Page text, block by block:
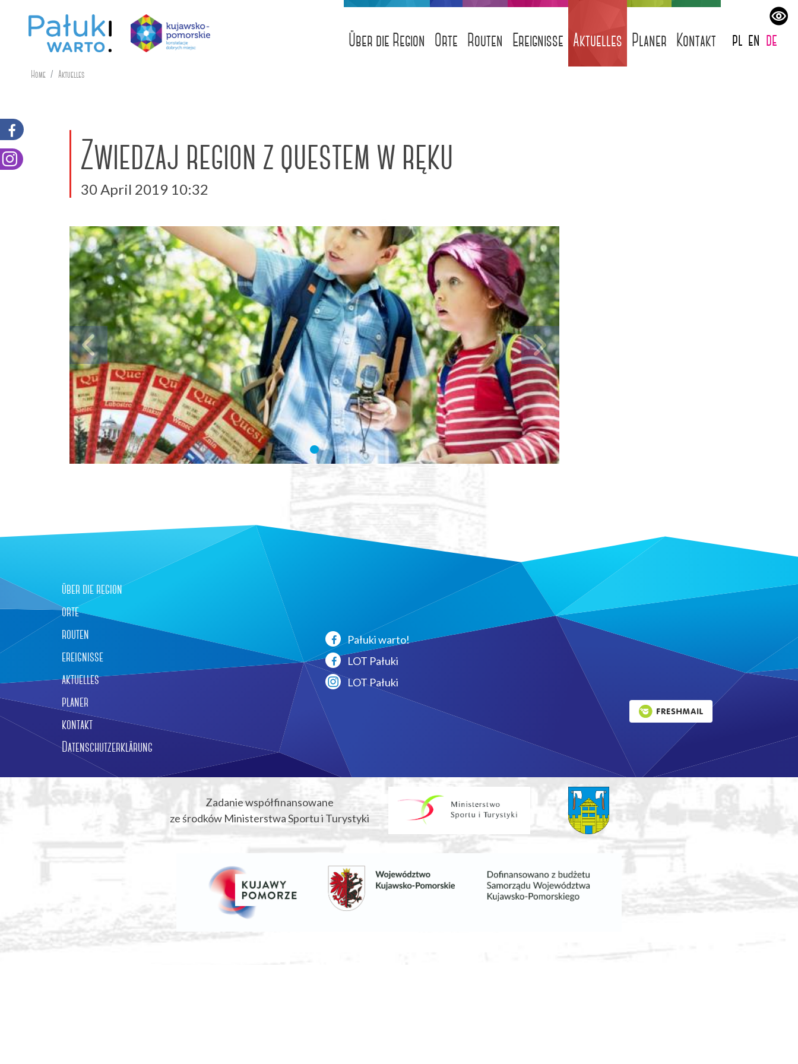
Über die Region Orte Routen Ereignisse Aktuelles Planer Kontakt pl en de
Home Aktuelles
Zwiedzaj region z questem w ręku
30 April 2019 10:32
über die region
orte
routen
ereignisse
aktuelles
planer
kontakt
Datenschutzerklärung
Pałuki warto!
LOT Pałuki
LOT Pałuki
Zadanie współfinansowane
ze środków Ministerstwa Sportu i Turystyki